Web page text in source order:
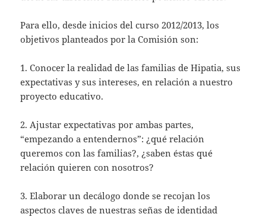
Para ello, desde inicios del curso 2012/2013, los
objetivos planteados por la Comisión son:
1. Conocer la realidad de las familias de Hipatia, sus
expectativas y sus intereses, en relación a nuestro
proyecto educativo.
2. Ajustar expectativas por ambas partes,
“empezando a entendernos”: ¿qué relación
queremos con las familias?, ¿saben éstas qué
relación quieren con nosotros?
3. Elaborar un decálogo donde se recojan los
aspectos claves de nuestras señas de identidad